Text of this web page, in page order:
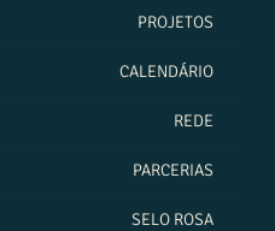
PROJETOS
CALENDÁRIO
REDE
PARCERIAS
SELO ROSA